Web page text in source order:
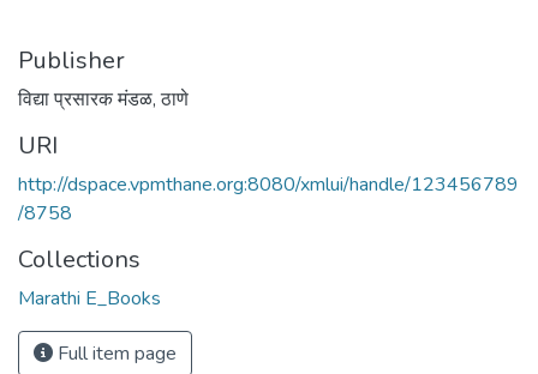
Publisher
विद्या प्रसारक मंडळ, ठाणे
URI
http://dspace.vpmthane.org:8080/xmlui/handle/123456789
/8758
Collections
Marathi E_Books
Full item page